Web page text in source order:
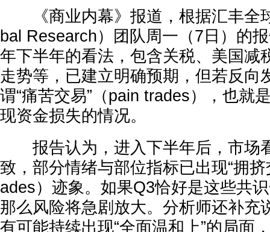
《商业内幕》报道，根据汇丰全
bal Research）团队周一（7日）的
年下半年的看法，包含关税、美国减
走势等，已建立明确预期，但若反向
谓“痛苦交易”（pain trades），也就
现资金损失的情况。
报告认为，进入下半年后，市场
致，部分情绪与部位指标已出现“拥
ades）迹象。如果Q3恰好是这些共
那么风险将急剧放大。分析师还补充
有可能持续出现“全面温和上”的局面